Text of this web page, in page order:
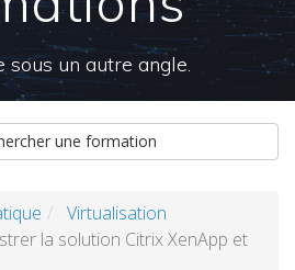
sous un autre angle.
une formation
Virtualisation
la solution Citrix XenApp et